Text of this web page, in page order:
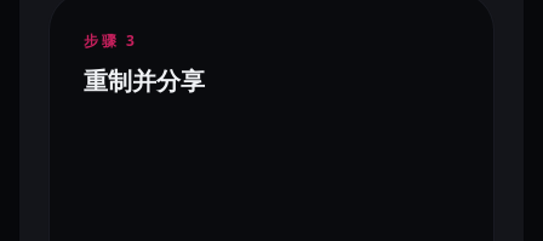
步骤 3
重制并分享